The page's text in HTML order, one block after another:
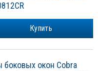
Купить
окон Cobra